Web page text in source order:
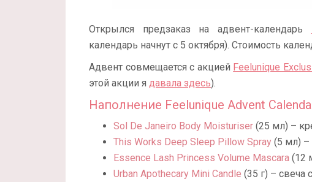
Открылся предзаказ на адвент-календарь
календарь начнут с 5 октября). Стоимость
Адвент совмещается с акцией Feelunique
этой акции я давала здесь).
Наполнение Feelunique Advent
Sol De Janeiro Body Moisturiser (25 мл) –
This Works Deep Sleep Pillow Spray (5 мл) –
Essence Lash Princess Volume Mascara (12
Urban Apothecary Mini Candle (35 г) – свеча